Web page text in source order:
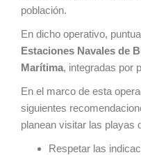
población.
En dicho operativo,
Estaciones Navales de
Marítima, integradas por
En el marco de esta
siguientes
planean visitar las playas
Respetar las